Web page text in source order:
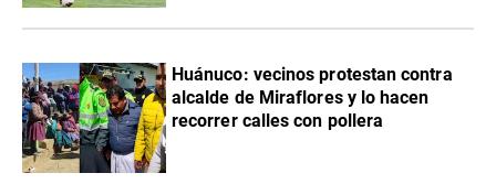
Huánuco: vecinos protestan contra
alcalde de Miraflores y lo hacen
recorrer calles con pollera